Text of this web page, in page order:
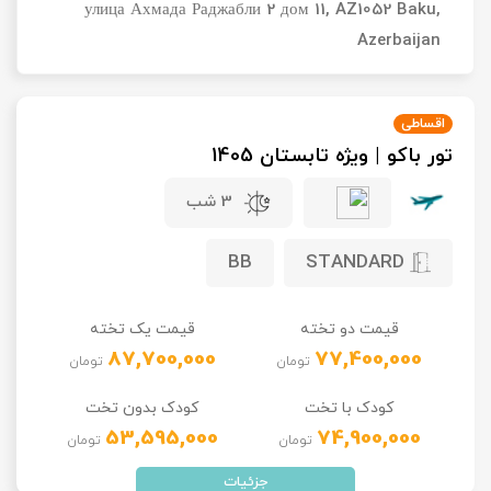
улица Ахмада Раджабли 2 дом 11, AZ1052 Baku,
Azerbaijan
اقساطی
تور باکو | ویژه تابستان 1405
3 شب
STANDARD
BB
قیمت دو تخته
77,400,000 تومان
قیمت یک تخته
87,700,000 تومان
کودک با تخت
74,900,000 تومان
کودک بدون تخت
53,595,000 تومان
تور سوباتان
تور مرداب هسل
تور کاشان
تور اصفهان
تور آفرود